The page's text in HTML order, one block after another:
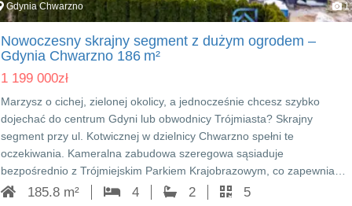
Gdynia Chwarzno
Nowoczesny skrajny segment z dużym ogrodem –
Gdynia Chwarzno 186 m²
1 199 000zł
Marzysz o cichej, zielonej okolicy, a jednocześnie chcesz szybko
dojechać do centrum Gdyni lub obwodnicy Trójmiasta? Skrajny
segment przy ul. Kotwicznej w dzielnicy Chwarzno spełni te
oczekiwania. Kameralna zabudowa szeregowa sąsiaduje
bezpośrednio z Trójmiejskim Parkiem Krajobrazowym, co zapewnia…
185.8 m² 4 2 5